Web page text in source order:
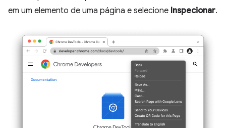
em um elemento de uma página e selecione Inspecionar.